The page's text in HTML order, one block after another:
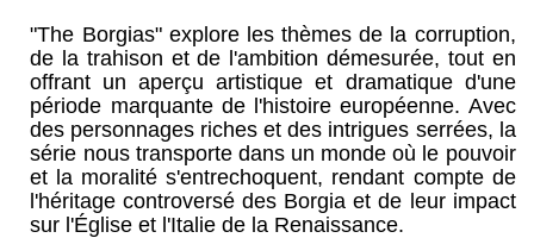
"The Borgias" explore les thèmes de la corruption,
de la trahison et de l'ambition démesurée, tout en
offrant un aperçu artistique et dramatique d'une
période marquante de l'histoire européenne. Avec
des personnages riches et des intrigues serrées, la
série nous transporte dans un monde où le pouvoir
et la moralité s'entrechoquent, rendant compte de
l'héritage controversé des Borgia et de leur impact
sur l'Église et l'Italie de la Renaissance.